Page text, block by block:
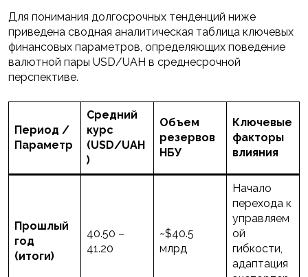
Для понимания долгосрочных тенденций ниже
приведена сводная аналитическая таблица ключевых
финансовых параметров, определяющих поведение
валютной пары USD/UAH в среднесрочной
перспективе.
Период /
Параметр
Средний
курс
(USD/UAH
)
Объем
резервов
НБУ
Ключевые
факторы
влияния
Прошлый
год
(итоги)
40.50 –
41.20
~$40.5
млрд
Начало
перехода к
управляем
ой
гибкости,
адаптация